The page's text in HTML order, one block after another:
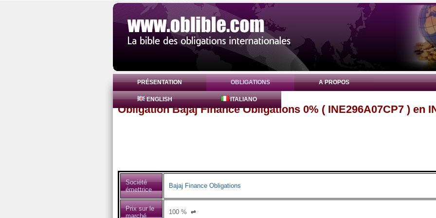
PRÉSENTATION OBLIGATIONS A PROPOS
ENGLISH ITALIANO
Obligation Bajaj Finance Obligations 0% ( INE296A07CP7 ) en
Société
émettrice
Bajaj Finance Obligations
Prix sur le
marché
100% ⇌